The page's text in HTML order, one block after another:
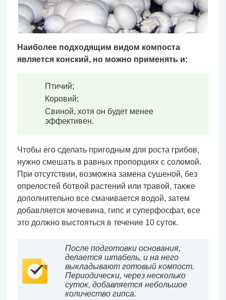
Наиболее подходящим видом компоста
является конский, но можно применять и:
Птичий;
Коровий;
Свиной, хотя он будет менее
эффективен.
Чтобы его сделать пригодным для роста грибов,
нужно смешать в равных пропорциях с соломой.
При отсутствии, возможна замена сушеной, без
опрелостей ботвой растений или травой, также
дополнительно все смачивается водой, затем
добавляется мочевина, гипс и суперфосфат, все
это должно выстояться в течение 10 суток.
После подготовки основания,
делается штабель, и на него
выкладывают готовый компост.
Периодически, через несколько
суток, добавляется небольшое
количество гипса.